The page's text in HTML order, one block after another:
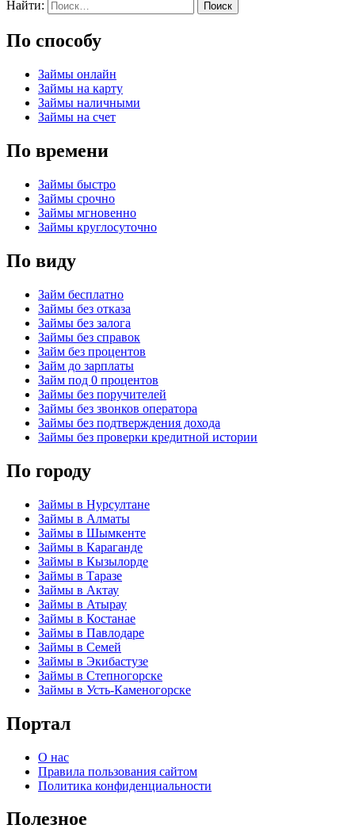
Найти:
По способу
Займы онлайн
Займы на карту
Займы наличными
Займы на счет
По времени
Займы быстро
Займы срочно
Займы мгновенно
Займы круглосуточно
По виду
Займ бесплатно
Займы без отказа
Займы без залога
Займы без справок
Займ без процентов
Займ до зарплаты
Займ под 0 процентов
Займы без поручителей
Займы без звонков оператора
Займы без подтверждения дохода
Займы без проверки кредитной истории
По городу
Займы в Нурсултане
Займы в Алматы
Займы в Шымкенте
Займы в Караганде
Займы в Кызылорде
Займы в Таразе
Займы в Актау
Займы в Атырау
Займы в Костанае
Займы в Павлодаре
Займы в Семей
Займы в Экибастузе
Займы в Степногорске
Займы в Усть-Каменогорске
Портал
О нас
Правила пользования сайтом
Политика конфиденциальности
Полезное